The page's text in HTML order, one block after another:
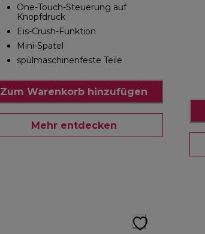
One-Touch-Steuerung auf
Knopfdruck
Eis-Crush-Funktion
Mini-Spatel
spülmaschinenfeste Teile
Zum Warenkorb hinzufügen
Mehr entdecken